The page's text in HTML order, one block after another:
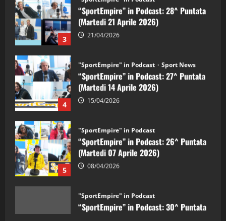
3 21/04/2026
4
"SportEmpire" in Podcast
15/04/2026
5
"SportEmpire" in Podcast
08/04/2026
"SportEmpire" in Podcast
08/05/2026